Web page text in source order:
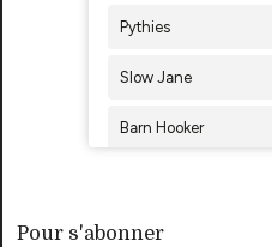
Pour s'abonner